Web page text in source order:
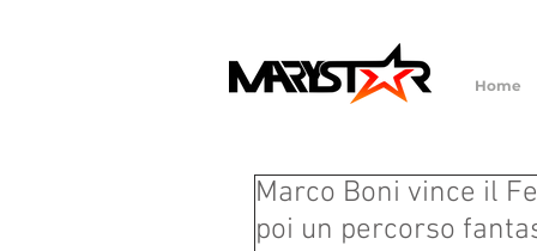
Home
Marco Boni vince il
poi un percorso